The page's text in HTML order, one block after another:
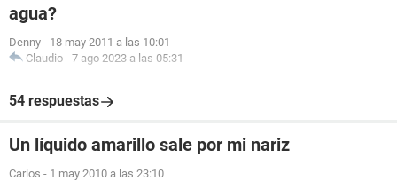
agua?
Denny - 18 may 2011 a las 10:01
Claudio - 7 ago 2023 a las 05:31
54 respuestas
Un líquido amarillo sale por mi nariz
Carlos - 1 may 2010 a las 23:10